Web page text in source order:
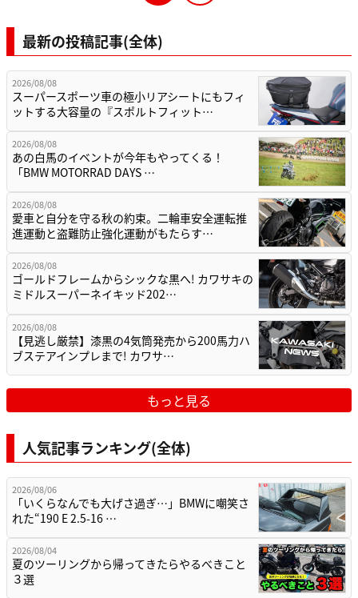
最新の投稿記事(全体)
2026/08/08
スーパースポーツ車の極小リアシートにもフィ
ットする大容量の『スポルトフィット…
2026/08/08
あの白馬のイベントが今年もやってくる！
「BMW MOTORRAD DAYS …
2026/08/08
愛車と自分を守る秋の約束。二輪車安全運転推
進運動と盗難防止強化運動がもたらす…
2026/08/08
ゴールドフレームからシックな黒へ! カワサキの
ミドルスーパーネイキッド202…
2026/08/08
【見逃し厳禁】漆黒の4気筒発売から200馬力ハ
ブステアインプレまで! カワサ…
もっと見る
人気記事ランキング(全体)
2026/08/06
「いくらなんでも大げさ過ぎ…」BMWに嘲笑さ
れた“190 E 2.5-16 …
2026/08/04
夏のツーリングから帰ってきたらやるべきこと
３選